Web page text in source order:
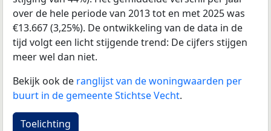
over de hele periode van 2013 tot en met 2025 was
€13.667 (3,25%). De ontwikkeling van de data in de
tijd volgt een licht stijgende trend: De cijfers stijgen
meer wel dan niet.
Bekijk ook de ranglijst van de woningwaarden per
buurt in de gemeente Stichtse Vecht.
Toelichting